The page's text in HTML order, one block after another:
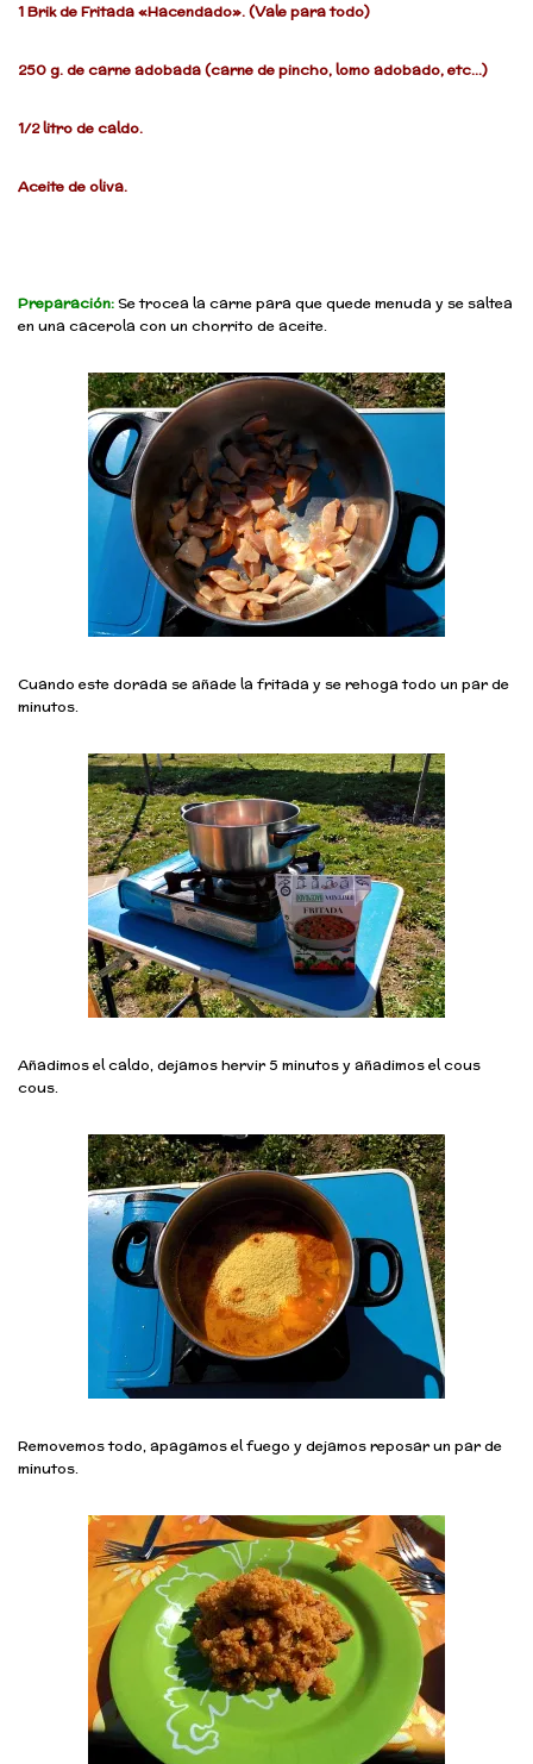
1 Brik de Fritada «Hacendado». (Vale para todo)
250 g. de carne adobada (carne de pincho, lomo adobado, etc…)
1/2 litro de caldo.
Aceite de oliva.
Preparación:Se trocea la carne para que quede menuda y se saltea
en una cacerola con un chorrito de aceite.
Cuando este dorada se añade la fritada y se rehoga todo un par de
minutos.
Añadimos el caldo, dejamos hervir 5 minutos y añadimos el cous
cous.
Removemos todo, apagamos el fuego y dejamos reposar un par de
minutos.